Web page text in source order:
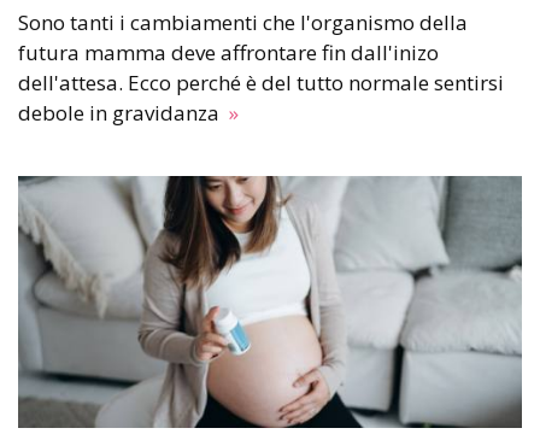
Sono tanti i cambiamenti che l'organismo della
futura mamma deve affrontare fin dall'inizo
dell'attesa. Ecco perché è del tutto normale sentirsi
debole in gravidanza »